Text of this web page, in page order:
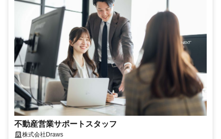
不動産営業サポートスタッフ
株式会社Draws